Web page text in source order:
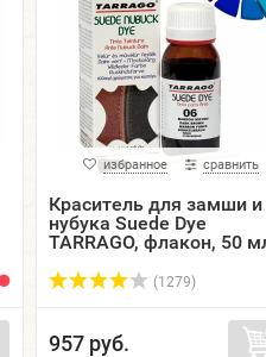
избранное сравнить
Краситель для замши и
нубука Suede Dye
TARRAGO, флакон, 50
(1279)
957 руб.